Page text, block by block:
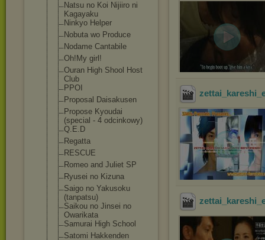
Natsu no Koi Nijiiro ni
Kagayaku
Ninkyo Helper
Nobuta wo Produce
Nodame Cantabile
Oh!My girl!
Ouran High Shool Host
Club
PPOI
Proposal Daisakusen
Propose Kyoudai
(special - 4 odcinkowy)
Q.E.D
Regatta
RESCUE
Romeo and Juliet SP
Ryusei no Kizuna
Saigo no Yakusoku
(tanpatsu)
Saikou no Jinsei no
Owarikata
Samurai High School
Satomi Hakkenden